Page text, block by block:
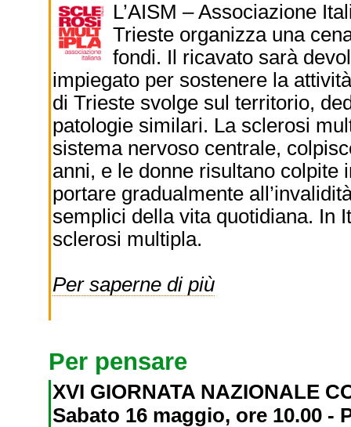
L’AISM – Associazione
Trieste organizza una
fondi. Il ricavato sarà
impiegato per sostenere la
di Trieste svolge sul territorio,
patologie similari. La sclerosi
sistema nervoso centrale,
anni, e le donne risultano colpite
portare gradualmente
semplici della vita quotidiana. In
sclerosi multipla.
Per saperne di più
Per pensare
XVI GIORNATA NAZIONALE
Sabato 16 maggio, ore 10.00 -